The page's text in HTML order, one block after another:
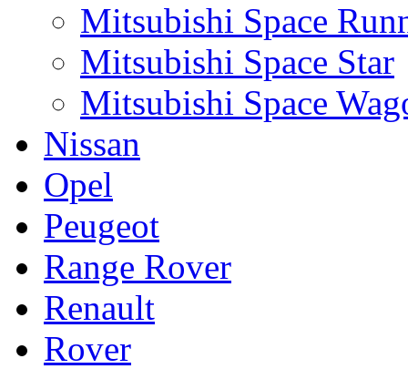
Mitsubishi Space
Mitsubishi Space Star
Mitsubishi Space
Nissan
Opel
Peugeot
Range Rover
Renault
Rover